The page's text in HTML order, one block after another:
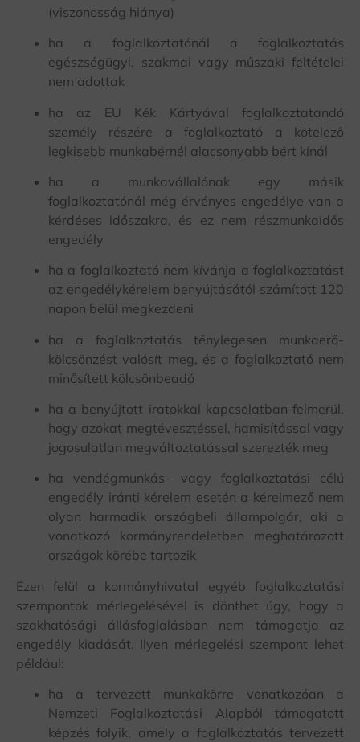
(viszonosság hiánya)
ha a foglalkoztatónál a foglalkoztatás
egészségügyi, szakmai vagy műszaki feltételei
nem adottak
ha az EU Kék Kártyával foglalkoztatandó
személy részére a foglalkoztató a kötelező
legkisebb munkabérnél alacsonyabb bért kínál
ha a munkavállalónak egy másik
foglalkoztatónál még érvényes engedélye van a
kérdéses időszakra, és ez nem részmunkaidős
engedély
ha a foglalkoztató nem kívánja a foglalkoztatást
az engedélykérelem benyújtásától számított 120
napon belül megkezdeni
ha a foglalkoztatás ténylegesen munkaerő-
kölcsönzést valósít meg, és a foglalkoztató nem
minősített kölcsönbeadó
ha a benyújtott iratokkal kapcsolatban felmerül,
hogy azokat megtévesztéssel, hamisítással vagy
jogosulatlan megváltoztatással szerezték meg
ha vendégmunkás- vagy foglalkoztatási célú
engedély iránti kérelem esetén a kérelmező nem
olyan harmadik országbeli állampolgár, aki a
vonatkozó kormányrendeletben meghatározott
országok körébe tartozik
Ezen felül a kormányhivatal egyéb foglalkoztatási
szempontok mérlegelésével is dönthet úgy, hogy a
szakhatósági állásfoglalásban nem támogatja az
engedély kiadását. Ilyen mérlegelési szempont lehet
például:
ha a tervezett munkakörre vonatkozóan a
Nemzeti Foglalkoztatási Alapból támogatott
képzés folyik, amely a foglalkoztatás tervezett